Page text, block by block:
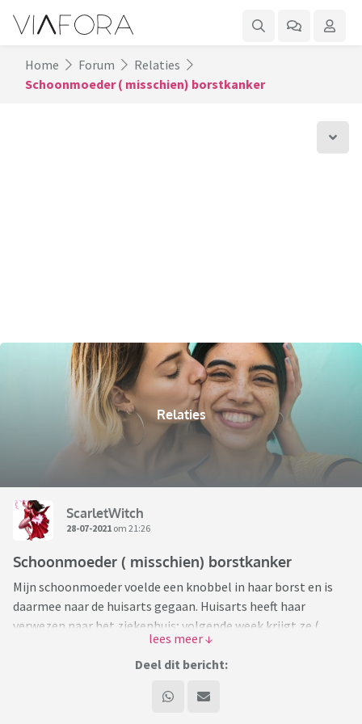
Home Forum
Relaties
Schoonmoeder ( misschien) borstkanker
Relaties
ScarletWitch
28-07-2021 om 21:26
Schoonmoeder ( misschien) borstkanker
Mijn schoonmoeder voelde een knobbel in haar borst en is
daarmee naar de huisarts gegaan. Huisarts heeft haar
verwezen naar het ziekenhuis; volgende week krijgt ze (
gedurende 1 dagdeel) een aantal onderzoeken. Dat nieuws is
Schoonmoeder is er nu heilig van overtuigd ( en neemt daar
Deel dit bericht: